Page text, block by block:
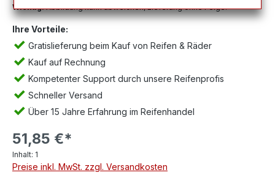
Wichtig:Abbildung kann abweichen, Lieferung ohne Felge.
Ihre Vorteile:
Gratislieferung beim Kauf von Reifen & Räder
Kauf auf Rechnung
Kompetenter Support durch unsere Reifenprofis
Schneller Versand
Über 15 Jahre Erfahrung im Reifenhandel
51,85 €*
Inhalt: 1
Preise inkl. MwSt. zzgl. Versandkosten